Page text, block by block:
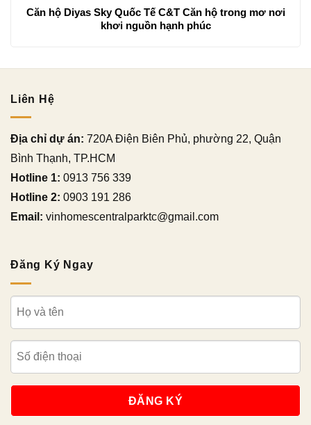
Căn hộ Diyas Sky Quốc Tế C&T Căn hộ trong mơ nơi
khơi nguồn hạnh phúc
Liên Hệ
Địa chỉ dự án: 720A Điện Biên Phủ, phường 22, Quận
Bình Thạnh, TP.HCM
Hotline 1: 0913 756 339
Hotline 2: 0903 191 286
Email: vinhomescentralparktc@gmail.com
Đăng Ký Ngay